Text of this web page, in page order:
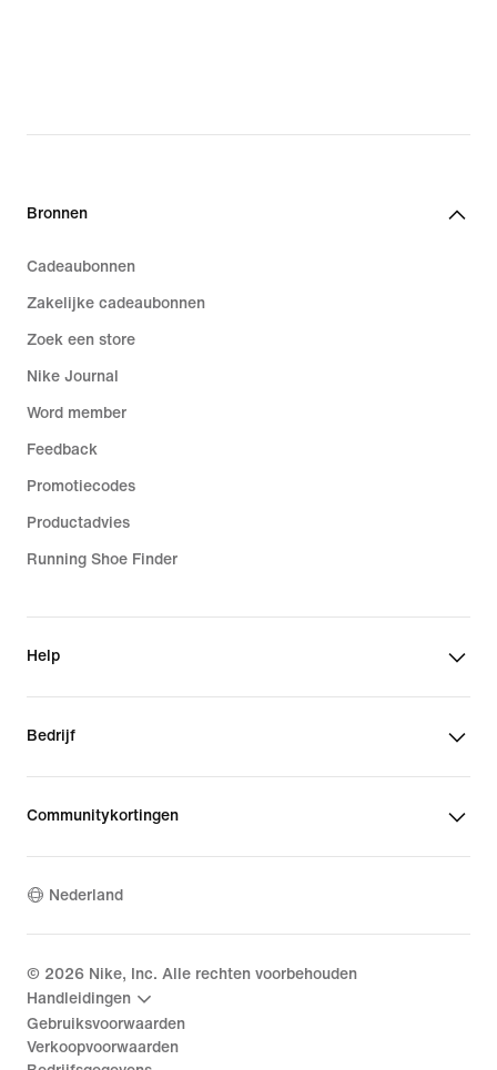
Bronnen
Cadeaubonnen
Zakelijke cadeaubonnen
Zoek een store
Nike Journal
Word member
Feedback
Promotiecodes
Productadvies
Running Shoe Finder
Help
Bedrijf
Communitykortingen
Nederland
© 2026 Nike, Inc. Alle rechten voorbehouden
Handleidingen
Gebruiksvoorwaarden
Verkoopvoorwaarden